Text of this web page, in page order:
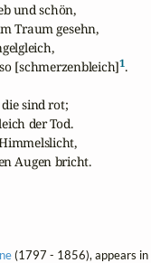
und schön,
Traum gesehn,
[schmerzenbleich]1.
sind rot;
der Tod.
Augen bricht.
(1797 - 1856), appears in